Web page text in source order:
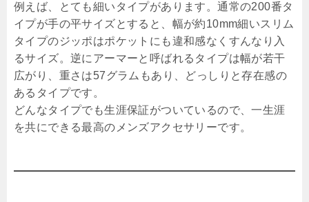
例えば、とても細いタイプがあります。通常の200番タ
イプが手の平サイズとすると、幅が約10mm細いスリム
タイプのジッポはポケットにも違和感なくすんなり入
るサイズ。逆にアーマーと呼ばれるタイプは幅が若干
広がり、重さは57グラムもあり、どっしりと存在感の
あるタイプです。
どんなタイプでも生涯保証がついているので、一生涯
を共にできる最高のメンズアクセサリーです。